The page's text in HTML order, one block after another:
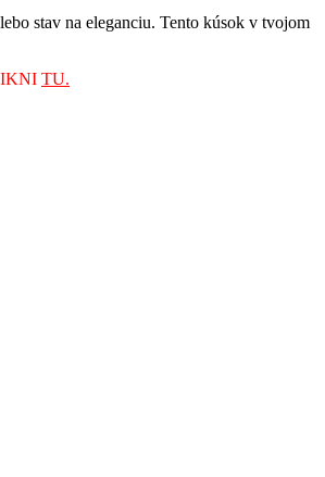
stav na eleganciu. Tento kúsok v tvojom
TU.